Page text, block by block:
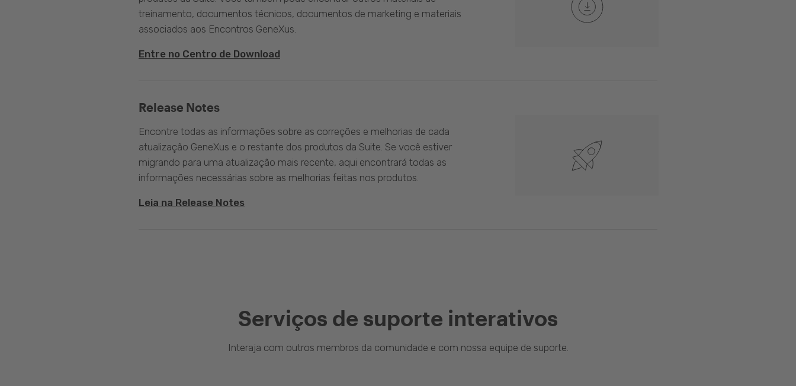
treinamento, documentos técnicos, documentos de marketing e materiais
associados aos Encontros GeneXus.
Entre no Centro de Download
Release Notes
Encontre todas as informações sobre as correções e melhorias de cada
atualização GeneXus e o restante dos produtos da Suite. Se você estiver
migrando para uma atualização mais recente, aqui encontrará todas as
informações necessárias sobre as melhorias feitas nos produtos.
Leia na Release Notes
Serviços de suporte interativos
Interaja com outros membros da comunidade e com nossa equipe de suporte.